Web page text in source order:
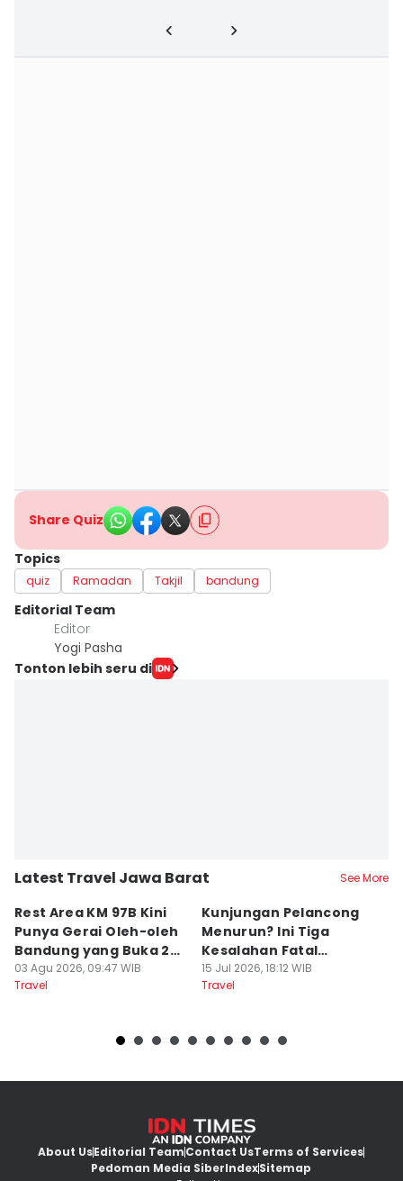
Share Quiz
Topics
quiz Ramadan Takjil bandung
Editorial Team
Editor
Yogi Pasha
Tonton lebih seru di
Latest Travel Jawa Barat See More
Rest Area KM 97B Kini
Punya Gerai Oleh-oleh
Bandung yang Buka 24
Jam
03 Agu 2026, 09:47 WIB
Travel
Kunjungan Pelancong
Menurun? Ini Tiga
Kesalahan Fatal
Pengelola Wisata
15 Jul 2026, 18:12 WIB
Travel
About UsEditorial TeamContact UsTerms of Services
Pedoman Media SiberIndexSitemap